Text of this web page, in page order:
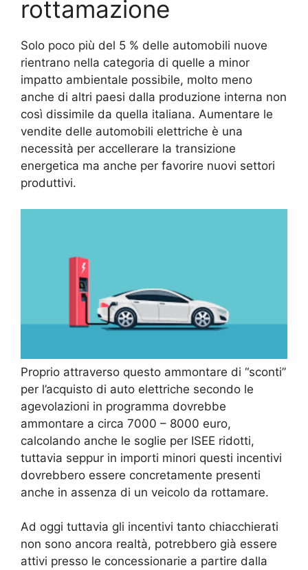
rottamazione
Solo poco più del 5 % delle automobili nuove
rientrano nella categoria di quelle a minor
impatto ambientale possibile, molto meno
anche di altri paesi dalla produzione interna non
così dissimile da quella italiana. Aumentare le
vendite delle automobili elettriche è una
necessità per accellerare la transizione
energetica ma anche per favorire nuovi settori
produttivi.
Proprio attraverso questo ammontare di “sconti”
per l’acquisto di auto elettriche secondo le
agevolazioni in programma dovrebbe
ammontare a circa 7000 – 8000 euro,
calcolando anche le soglie per ISEE ridotti,
tuttavia seppur in importi minori questi incentivi
dovrebbero essere concretamente presenti
anche in assenza di un veicolo da rottamare.
Ad oggi tuttavia gli incentivi tanto chiacchierati
non sono ancora realtà, potrebbero già essere
attivi presso le concessionarie a partire dalla